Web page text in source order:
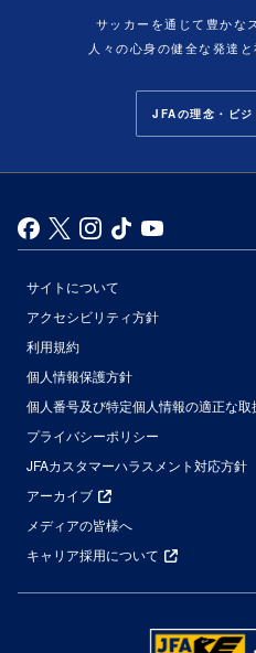
サッカーを通じて豊かな
人々の心身の健全な発達
JFAの理念・ビジ
サイトについて
アクセシビリティ方針
利用規約
個人情報保護方針
個人番号及び特定個人情報の適正な
プライバシーポリシー
JFAカスタマーハラスメント対応方針
アーカイブ
メディアの皆様へ
キャリア採用について